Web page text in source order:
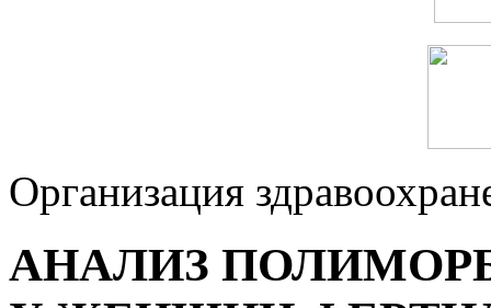
Организация
АНАЛИЗ